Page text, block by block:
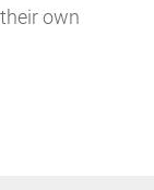
own